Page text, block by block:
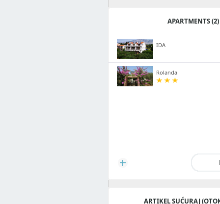
APARTMENTS (2)
IDA
Rolanda
ARTIKEL SUĆURAJ